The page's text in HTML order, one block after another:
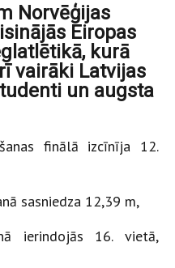
Norvēģijas
Eiropas
kurā
vairāki Latvijas
un augsta
finālā izcīnīja 12.
sasniedza 12,39 m,
ierindojās 16. vietā,